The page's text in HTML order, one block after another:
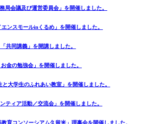
会議及び運営委員会」を開催しました。
ンスモールinくるめ」を開催しました。
共同講義」を開講しました。
金の勉強会」を開催しました。
大学生のふれあい教室」を開催しました。
ティア活動／交流会」を開催しました。
育コンソーシアム久留米」理事会を開催しました。